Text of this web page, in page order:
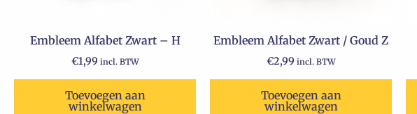
Embleem Alfabet Zwart – H
€1,99 incl. BTW
Toevoegen aan
winkelwagen
Embleem Alfabet Zwart / Goud Z
€2,99 incl. BTW
Toevoegen aan
winkelwagen